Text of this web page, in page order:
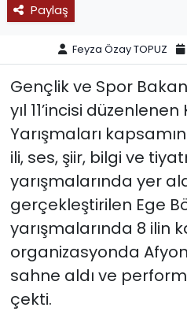
Paylaş
Feyza Özay TOPUZ
Gençlik ve Spor
yıl 11’incisi
Yarışmaları
ili, ses, şiir, bilgi ve
yarışmalarında yer
gerçekleştirilen Ege
yarışmalarında 8 ilin
organizasyonda
sahne aldı ve
çekti.